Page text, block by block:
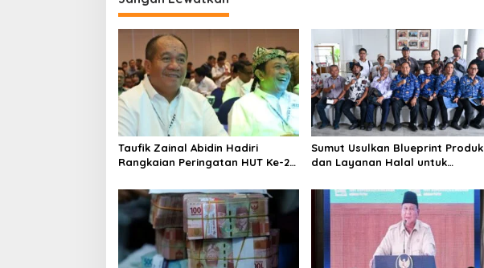
g
a
s
i
p
o
s
Taufik Zainal Abidin Hadiri
Rangkaian Peringatan HUT Ke-26
Sumut Usulkan Blueprint Produk
dan Layanan Halal untuk